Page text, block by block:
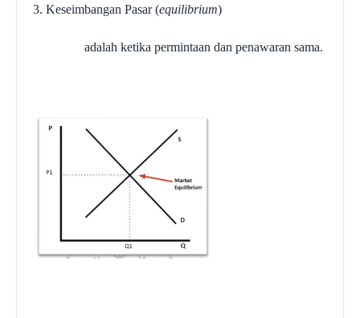
3. Keseimbangan Pasar (equilibrium)
adalah ketika permintaan dan penawaran sama.